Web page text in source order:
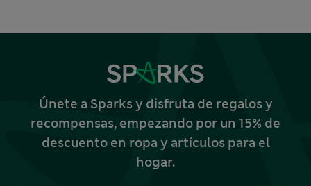
Únete a Sparks y disfruta de regalos y
recompensas, empezando por un 15% de
descuento en ropa y artículos para el
hogar.